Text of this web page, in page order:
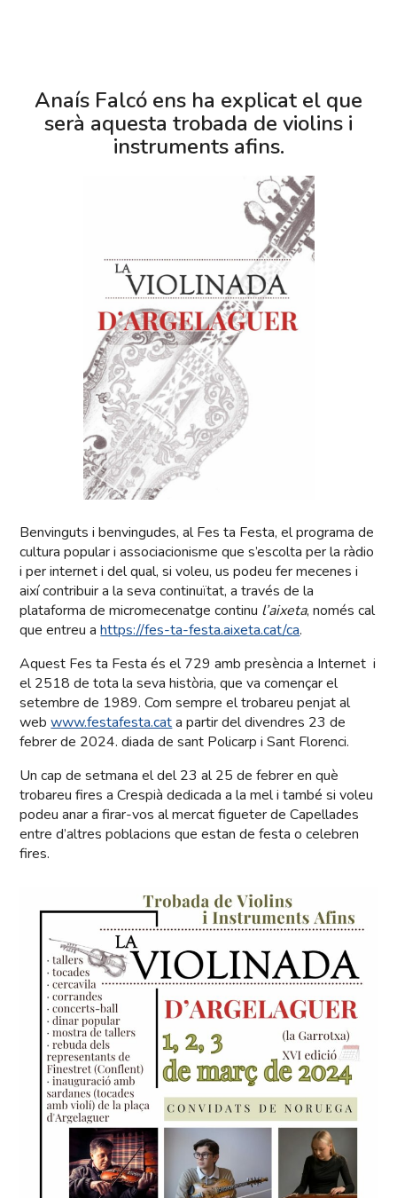
Anaís Falcó ens ha explicat el que
serà aquesta trobada de violins i
instruments afins.
Benvinguts i benvingudes, al Fes ta Festa, el programa de
cultura popular i associacionisme que s’escolta per la ràdio
i per internet i del qual, si voleu, us podeu fer mecenes i
així contribuir a la seva continuïtat, a través de la
plataforma de micromecenatge continu l’aixeta, només cal
que entreu ahttps://fes-ta-festa.aixeta.cat/ca.
Aquest Fes ta Festa és el 729 amb presència a Internet i
el 2518 de tota la seva història, que va començar el
setembre de 1989. Com sempre el trobareu penjat al
webwww.festafesta.cata partir del divendres 23 de
febrer de 2024. diada de sant Policarp i Sant Florenci.
Un cap de setmana el del 23 al 25 de febrer en què
trobareu fires a Crespià dedicada a la mel i també si voleu
podeu anar a firar-vos al mercat figueter de Capellades
entre d’altres poblacions que estan de festa o celebren
fires.